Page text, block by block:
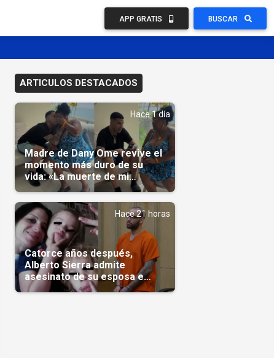
APP GRATIS BUSCAR
ARTICULOS DESTACADOS
Hace 1 día
Madre de Dany Ome revive el
momento más duro de su
vida: «La muerte de mi
nieto»(Video)
Hace 21 horas
Catorce años después,
Alberto Sierra admite
asesinato de su esposa e
hijas; crimen que conmocionó